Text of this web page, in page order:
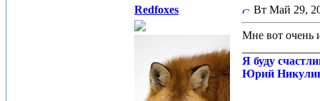
Redfoxes Вт Май 29,
Мне вот очень
Я буду
Юрий